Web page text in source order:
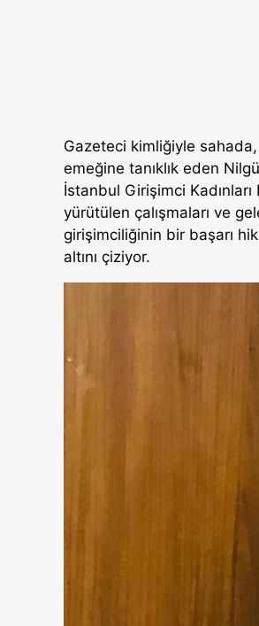
Gazeteci kimliğiyle sahada,
emeğine tanıklık eden
İstanbul Girişimci Kadınları
yürütülen çalışmaları ve
girişimciliğinin bir başarı
altını çiziyor.